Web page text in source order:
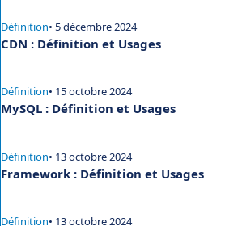
Définition• 5 décembre 2024
CDN : Définition et Usages
Définition• 15 octobre 2024
MySQL : Définition et Usages
Définition• 13 octobre 2024
Framework : Définition et Usages
Définition• 13 octobre 2024